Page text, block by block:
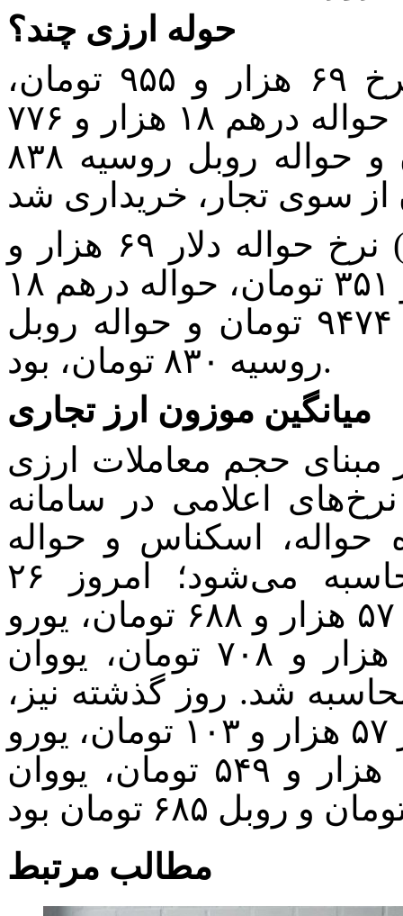
حوله ارزی چند؟
امروز همچنین، حواله دلار با نرخ ۶۹ هزار و ۹۵۵ تومان،
حواله یورو ۷۸ هزار و ۳۲۳ تومان، حواله درهم ۱۸ هزار و ۷۷۶
تومان، حواله یووان ۹۴۳۲ تومان و حواله روبل روسیه ۸۳۸
در حالی که روز گذشته (دوشنبه) نرخ حواله دلار ۶۹ هزار و
۱۵۳ تومان، حواله یورو ۷۸ هزار و ۳۵۱ تومان، حواله درهم ۱۸
هزار و ۸۳۰ تومان، حواله یووان ۹۴۷۴ تومان و حواله روبل
روسیه ۸۳۰ تومان، بود.
میانگین موزون ارز تجاری
مبنای حجم معاملات ارزی
اعلامی در سامانه
حواله، اسکناس و حواله
کالاهای اساسی و ضروری محاسبه می‌شود؛ امروز ۲۶
فروردین ماه، برای اسکناس دلار ۵۷ هزار و ۶۸۸ تومان، یورو
۶۵ هزارو ۵۲۶ تومان، درهم ۱۵ هزار و ۷۰۸ تومان، یووان
۷۰۱ تومان محاسبه شد. روز گذشته نیز،
میانگین موزون نرخ ارز برای دلار ۵۷ هزار و ۱۰۳ تومان، یورو
۶۴ هزارو ۸۴۷ تومان، درهم ۱۵ هزار و ۵۴۹ تومان، یووان
مطالب مرتبط